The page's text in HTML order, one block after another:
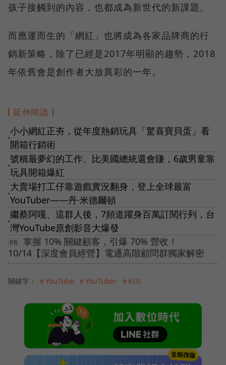
孩子接觸到的內容，也都成為新世代的新課題。
而應運而生的「網紅」也將成為各家品牌商的行
銷新策略，除了已經是2017年明顯的趨勢，2018
年依舊會是創作者大放異彩的一年。
延伸閱讀
●
小小網紅正夯，從年度熱銷玩具「驚喜寶貝蛋」看
開箱行銷術
●
號稱最夢幻的工作、比美國總統還會賺，6歲男童靠
玩具開箱爆紅
●
大賣場打工仔靠遊戲實況翻身，登上全球最富
YouTuber——丹·米德爾頓
●
繼蔡阿嘎、這群人後，7頻道躍身百萬訂閱行列，台
灣YouTube原創影音大爆發
掌握 10% 關鍵顧客，引爆 70% 營收！
10/14【深度會員經營】電通高階顧問群獨家解密
關鍵字： ＃YouTube ＃YouTuber ＃KOL